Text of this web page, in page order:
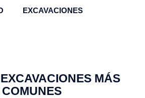
EXCAVACIONES
MÁS
COMUNES